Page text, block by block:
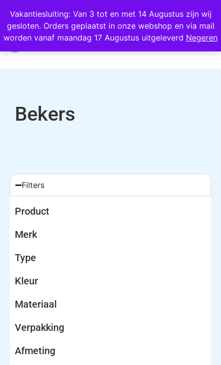
Vakantiesluiting: Van 3 tot en met 14 Augustus zijn wij
gesloten. Orders geplaatst in onze webshop en via mail
worden vanaf maandag 17 Augustus uitgeleverd Negeren
Wij scoren een 4,8 op Google
0
Bekers
Filters
Product
Merk
Type
Kleur
Materiaal
Verpakking
Afmeting